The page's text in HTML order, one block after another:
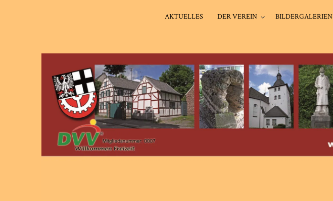
AKTUELLES DER VEREIN BILDERGALERIEN